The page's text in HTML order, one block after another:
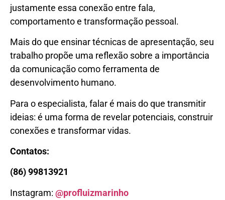
justamente essa conexão entre fala,
comportamento e transformação pessoal.
Mais do que ensinar técnicas de apresentação, seu
trabalho propõe uma reflexão sobre a importância
da comunicação como ferramenta de
desenvolvimento humano.
Para o especialista, falar é mais do que transmitir
ideias: é uma forma de revelar potenciais, construir
conexões e transformar vidas.
Contatos:
(86) 99813921
Instagram: @profluizmarinho